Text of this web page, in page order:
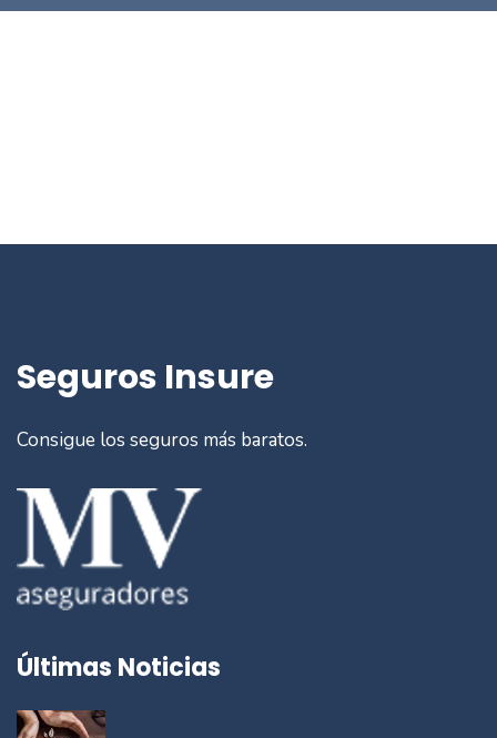
Seguros Insure
Consigue los seguros más baratos.
Últimas Noticias